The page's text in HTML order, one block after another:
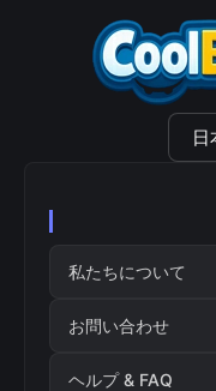
言
語
私たちについて
お問い合わせ
ヘルプ & FAQ